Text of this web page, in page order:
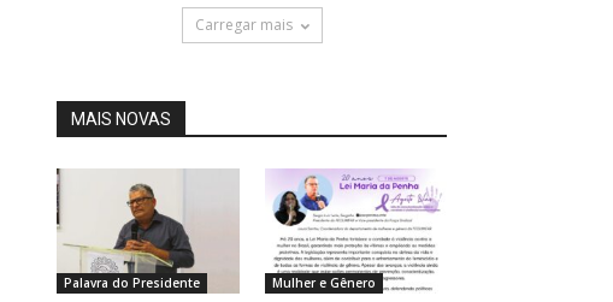
Carregar mais
MAIS NOVAS
Palavra do Presidente Mulher e Gênero